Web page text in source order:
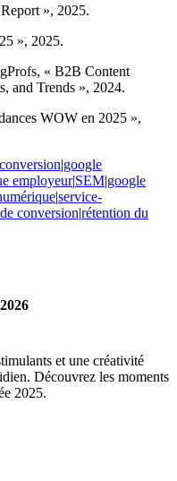
», 2025.
», 2025.
« B2B Content
and Trends », 2024.
WOW en 2025 »,
|google
employeur|SEM|google
|service-
conversion|rétention du
et une créativité
Découvrez les moments
2025.